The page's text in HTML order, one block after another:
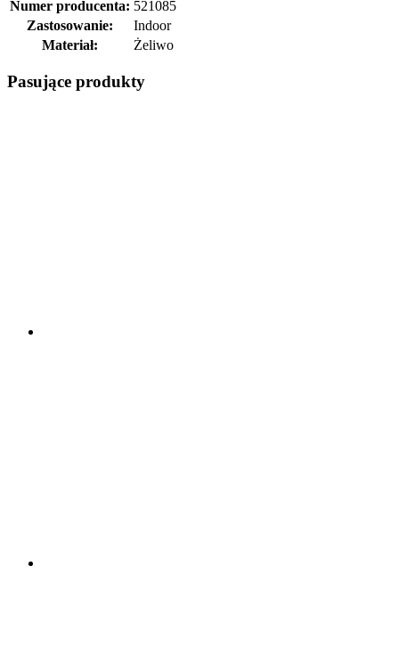
Numer producenta: 521085
Zastosowanie:
Indoor
Materiał:
Żeliwo
Pasujące produkty